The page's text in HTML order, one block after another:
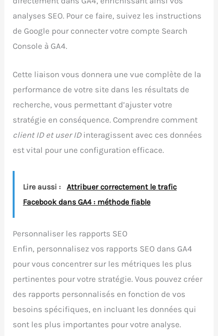
analyses SEO. Pour ce faire, suivez les instructions
de Google pour connecter votre compte Search
Console à GA4.
Cette liaison vous donnera une vue complète de la
performance de votre site dans les résultats de
recherche, vous permettant d’ajuster votre
stratégie en conséquence. Comprendre comment
client ID et user IDinteragissent avec ces données
est vital pour une configuration efficace.
Lire aussi :
Attribuer correctement le trafic
Facebook dans GA4 : méthode fiable
Personnaliser les rapports SEO
Enfin, personnalisez vos rapports SEO dans GA4
pour vous concentrer sur les métriques les plus
pertinentes pour votre stratégie. Vous pouvez créer
des rapports personnalisés en fonction de vos
besoins spécifiques, en incluant les données qui
sont les plus importantes pour votre analyse.